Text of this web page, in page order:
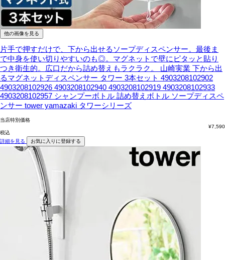
他の画像を見る
片手で押すだけで、下から出せるソープディスペンサー。最後ま
で中身を使い切りやすいのも◎。マグネットで壁にピタッと貼り
つき衛生的。広口だから詰め替えもラクラク。
山崎実業 下から出
るマグネットディスペンサー タワー 3本セット 4903208102902
4903208102926 4903208102940 4903208102919 4903208102933
4903208102957 シャンプーボトル 詰め替えボトル ソープディスペ
ンサー tower yamazaki タワーシリーズ
当店特別価格
¥7,590
税込
詳細を見る
お気に入りに登録する